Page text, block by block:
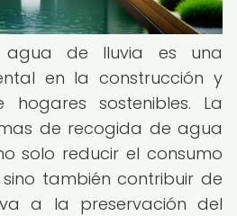
de lluvia es una
en la construcción y
hogares sostenibles. La
de recogida de agua
solo reducir el consumo
también contribuir de
a la preservación del